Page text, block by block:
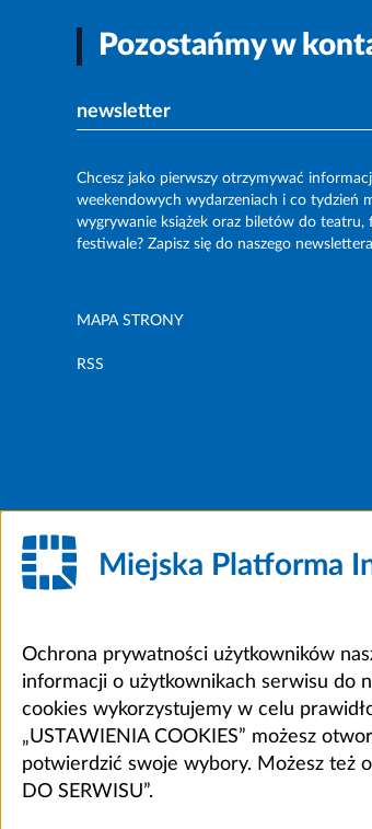
Pozostańmy w
newsletter
Chcesz jako pierwszy otrzymywać
weekendowych wydarzeniach i co tydzień
wygrywanie książek oraz biletów do teatru,
festiwale? Zapisz się do naszego
MAPA STRONY
RSS
Miejska Platforma
Ochrona prywatności użytkowników
informacji o użytkownikach serwisu do
cookies wykorzystujemy w celu
„USTAWIENIA COOKIES” możesz
potwierdzić swoje wybory. Możesz też
DO SERWISU”.